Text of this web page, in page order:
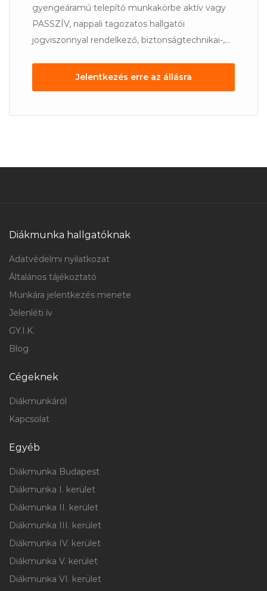
gyengeáramú telepítő munkakörbe aktív vagy
PASSZÍV, nappali tagozatos hallgatói
jogviszonnyal rendelkező, biztonságtechnikai-,...
Jelentkezés erre az állásra
Diákmunka hallgatóknak
Adatvédelmi nyilatkozat
Általános tájékoztató
Munkára jelentkezés menete
Jelenléti ív
GY.I.K.
Blog
Cégeknek
Diákmunkáról
Kapcsolat
Egyéb
Diákmunka Budapest
Diákmunka I. kerület
Diákmunka II. kerület
Diákmunka III. kerület
Diákmunka IV. kerület
Diákmunka V. kerület
Diákmunka VI. kerület